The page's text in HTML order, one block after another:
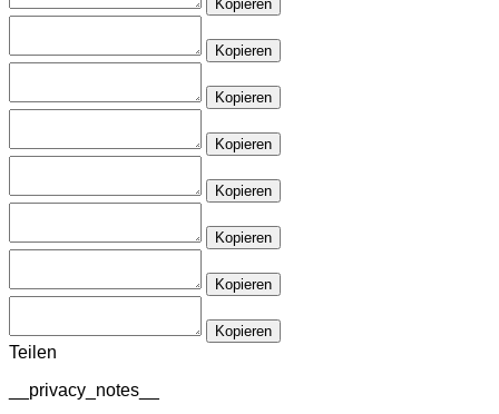
Kopieren
Kopieren
Kopieren
Kopieren
Kopieren
Kopieren
Kopieren
Kopieren
Teilen
__privacy_notes__